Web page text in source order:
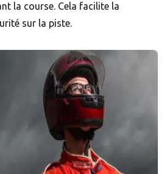
la course. Cela facilite la
sur la piste.